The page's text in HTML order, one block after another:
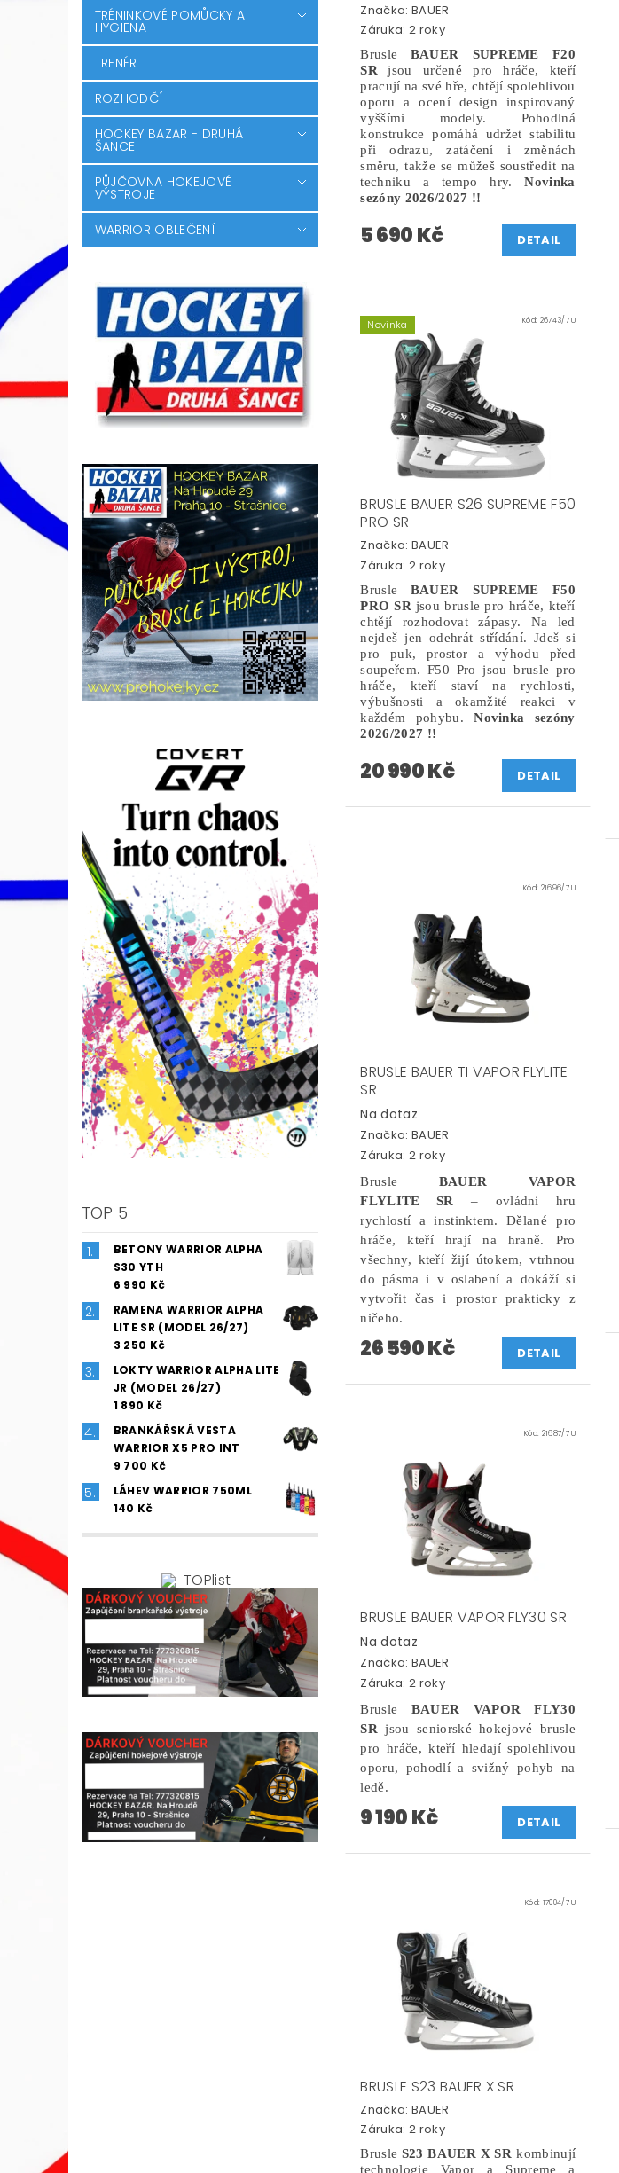
TRÉNINKOVÉ POMŮCKY A
HYGIENA
TRENÉR
ROZHODČÍ
HOCKEY BAZAR - DRUHÁ
ŠANCE
PŮJČOVNA HOKEJOVÉ
VÝSTROJE
WARRIOR OBLEČENÍ
TOP 5
BETONY WARRIOR ALPHA
S30 YTH
6 990 Kč
RAMENA WARRIOR ALPHA
LITE SR (MODEL 26/27)
3 250 Kč
LOKTY WARRIOR ALPHA LITE
JR (MODEL 26/27)
1 890 Kč
BRANKÁŘSKÁ VESTA
WARRIOR X5 PRO INT
9 700 Kč
LÁHEV WARRIOR 750ML
140 Kč
Značka: BAUER
Záruka: 2 roky
Brusle BAUER SUPREME F20
SRjsou určené pro hráče, kteří
pracují na své hře, chtějí spolehlivou
oporu a ocení design inspirovaný
vyššími modely. Pohodlná
konstrukce pomáhá udržet stabilitu
při odrazu, zatáčení i změnách
směru, takže se můžeš soustředit na
techniku a tempo hry.Novinka
sezóny 2026/2027 !!
5 690 Kč DETAIL
Novinka Kód: 26743/7 U
BRUSLE BAUER S26 SUPREME F50
PRO SR
Značka: BAUER
Záruka: 2 roky
Brusle BAUER SUPREME F50
PRO SR jsou brusle pro hráče, kteří
chtějí rozhodovat zápasy. Na led
nejdeš jen odehrát střídání. Jdeš si
pro puk, prostor a výhodu před
soupeřem. F50 Pro jsou brusle pro
hráče, kteří staví na rychlosti,
výbušnosti a okamžité reakci v
každém pohybu.
Novinka sezóny
2026/2027 !!
20 990 Kč DETAIL
Kód: 21696/7 U
BRUSLE BAUER TI VAPOR FLYLITE
SR
Na dotaz
Značka: BAUER
Záruka: 2 roky
Brusle BAUER VAPOR
FLYLITE SR – ovládni hru
rychlostí a instinktem.Dělané pro
hráče, kteří hrají na hraně. Pro
všechny, kteří žijí útokem, vtrhnou
do pásma i v oslabení a dokáží si
vytvořit čas i prostor prakticky z
ničeho.
26 590 Kč DETAIL
Kód: 21687/7 U
BRUSLE BAUER VAPOR FLY30 SR
Na dotaz
Značka: BAUER
Záruka: 2 roky
Brusle BAUER VAPOR FLY30
SRjsou seniorské hokejové brusle
pro hráče, kteří hledají spolehlivou
oporu, pohodlí a svižný pohyb na
ledě.
9 190 Kč DETAIL
Kód: 17004/7 U
BRUSLE S23 BAUER X SR
Značka: BAUER
Záruka: 2 roky
Brusle S23 BAUER X SR kombinují
technologie Vapor a Supreme a